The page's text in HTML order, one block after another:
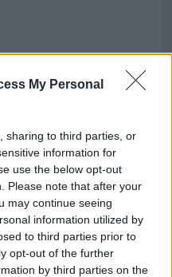
My Personal
sharing to third parties, or
information for
use the below opt-out
Please note that after your
may continue seeing
information utilized by
to third parties prior to
opt-out of the further
by third parties on the